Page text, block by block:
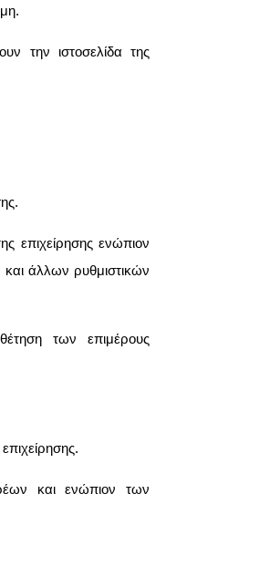
την ιστοσελίδα της
επιχείρησης ενώπιον
άλλων ρυθμιστικών
των επιμέρους
και ενώπιον των